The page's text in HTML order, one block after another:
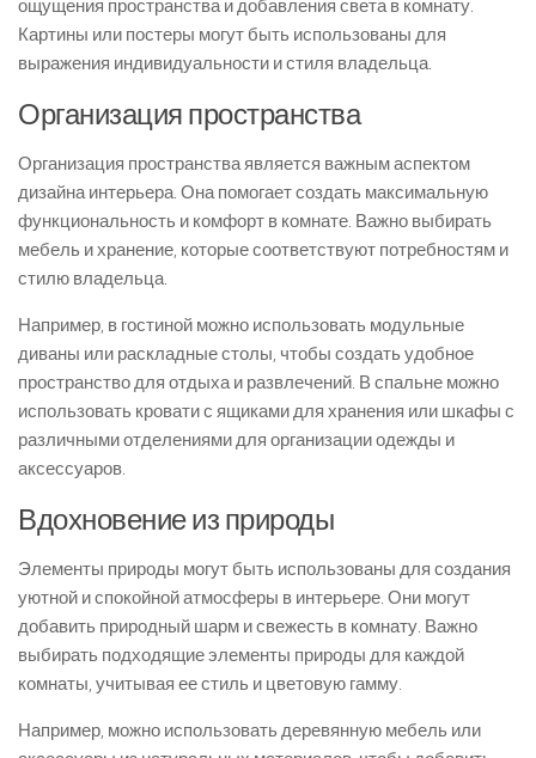
ощущения пространства и добавления света в комнату.
Картины или постеры могут быть использованы для
выражения индивидуальности и стиля владельца.
Организация пространства
Организация пространства является важным аспектом
дизайна интерьера. Она помогает создать максимальную
функциональность и комфорт в комнате. Важно выбирать
мебель и хранение, которые соответствуют потребностям и
стилю владельца.
Например, в гостиной можно использовать модульные
диваны или раскладные столы, чтобы создать удобное
пространство для отдыха и развлечений. В спальне можно
использовать кровати с ящиками для хранения или шкафы с
различными отделениями для организации одежды и
аксессуаров.
Вдохновение из природы
Элементы природы могут быть использованы для создания
уютной и спокойной атмосферы в интерьере. Они могут
добавить природный шарм и свежесть в комнату. Важно
выбирать подходящие элементы природы для каждой
комнаты, учитывая ее стиль и цветовую гамму.
Например, можно использовать деревянную мебель или